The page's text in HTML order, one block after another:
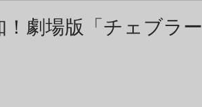
！劇場版「チェブラー